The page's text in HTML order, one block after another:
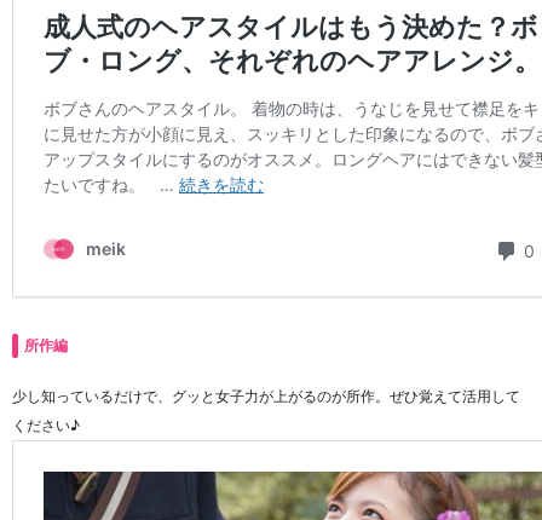
所作編
少し知っているだけで、グッと女子力が上がるのが所作。ぜひ覚えて活用して
ください♪